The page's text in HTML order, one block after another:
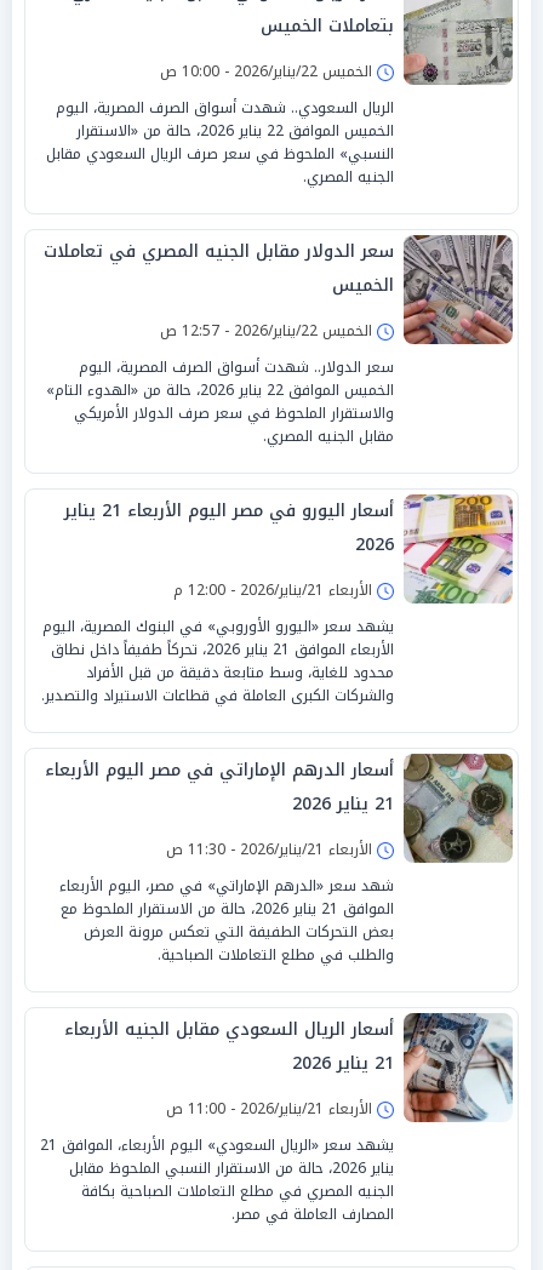
بتعاملات الخميس
الخميس 22/يناير/2026 - 10:00 ص
الريال السعودي.. شهدت أسواق الصرف المصرية، اليوم
الخميس الموافق 22 يناير 2026، حالة من «الاستقرار
النسبي» الملحوظ في سعر صرف الريال السعودي مقابل
الجنيه المصري.
سعر الدولار مقابل الجنيه المصري في تعاملات
الخميس
الخميس 22/يناير/2026 - 12:57 ص
سعر الدولار.. شهدت أسواق الصرف المصرية، اليوم
الخميس الموافق 22 يناير 2026، حالة من «الهدوء التام»
والاستقرار الملحوظ في سعر صرف الدولار الأمريكي
مقابل الجنيه المصري.
أسعار اليورو في مصر اليوم الأربعاء 21 يناير
2026
الأربعاء 21/يناير/2026 - 12:00 م
يشهد سعر «اليورو الأوروبي» في البنوك المصرية، اليوم
الأربعاء الموافق 21 يناير 2026، تحركاً طفيفاً داخل نطاق
محدود للغاية، وسط متابعة دقيقة من قبل الأفراد
والشركات الكبرى العاملة في قطاعات الاستيراد والتصدير.
أسعار الدرهم الإماراتي في مصر اليوم الأربعاء
21 يناير 2026
الأربعاء 21/يناير/2026 - 11:30 ص
شهد سعر «الدرهم الإماراتي» في مصر، اليوم الأربعاء
الموافق 21 يناير 2026، حالة من الاستقرار الملحوظ مع
بعض التحركات الطفيفة التي تعكس مرونة العرض
والطلب في مطلع التعاملات الصباحية.
أسعار الريال السعودي مقابل الجنيه الأربعاء
21 يناير 2026
الأربعاء 21/يناير/2026 - 11:00 ص
يشهد سعر «الريال السعودي» اليوم الأربعاء، الموافق 21
يناير 2026، حالة من الاستقرار النسبي الملحوظ مقابل
الجنيه المصري في مطلع التعاملات الصباحية بكافة
المصارف العاملة في مصر.